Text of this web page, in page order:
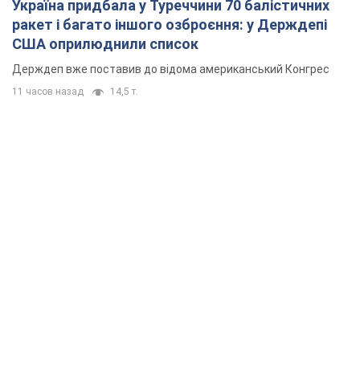
Україна придбала у Туреччини 70 балістичних
ракет і багато іншого озброєння: у Держдепі
США оприлюднили список
Держдеп вже поставив до відома американський Конгрес
11 часов назад 14,5 т.